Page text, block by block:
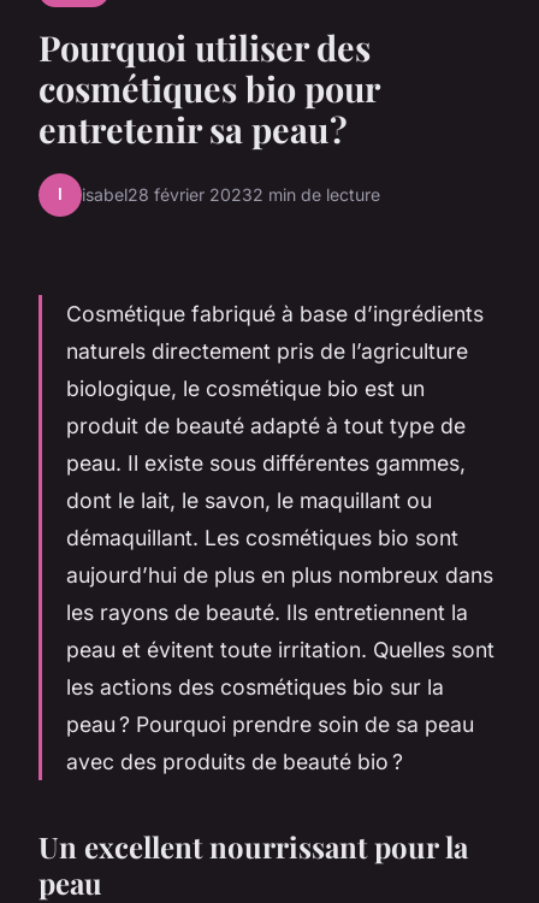
Pourquoi utiliser des
cosmétiques bio pour
entretenir sa peau ?
I isabel28 février 20232 min de lecture
Cosmétique fabriqué à base d’ingrédients
naturels directement pris de l’agriculture
biologique, le cosmétique bio est un
produit de beauté adapté à tout type de
peau. Il existe sous différentes gammes,
dont le lait, le savon, le maquillant ou
démaquillant. Les cosmétiques bio sont
aujourd’hui de plus en plus nombreux dans
les rayons de beauté. Ils entretiennent la
peau et évitent toute irritation. Quelles sont
les actions des cosmétiques bio sur la
peau ? Pourquoi prendre soin de sa peau
avec des produits de beauté bio ?
Un excellent nourrissant pour la
peau